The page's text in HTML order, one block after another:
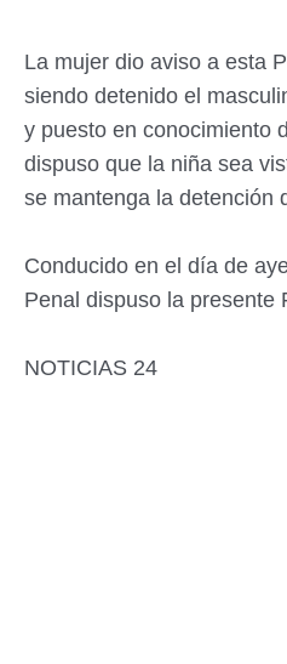
La mujer dio aviso a esta
siendo detenido el
y puesto en conocimiento
dispuso que la niña sea
se mantenga la detención
Conducido en el día de
Penal dispuso la presente
NOTICIAS 24